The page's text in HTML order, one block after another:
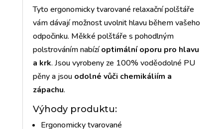
Tyto ergonomicky tvarované relaxační polštáře
vám dávají možnost uvolnit hlavu během vašeho
odpočinku. Měkké polštáře s pohodlným
polstrováním nabízíoptimální oporu pro hlavu
a krk. Jsou vyrobeny ze 100% voděodolné PU
pěny a jsou odolné vůči chemikáliím a
zápachu.
Výhody produktu:
Ergonomicky tvarované